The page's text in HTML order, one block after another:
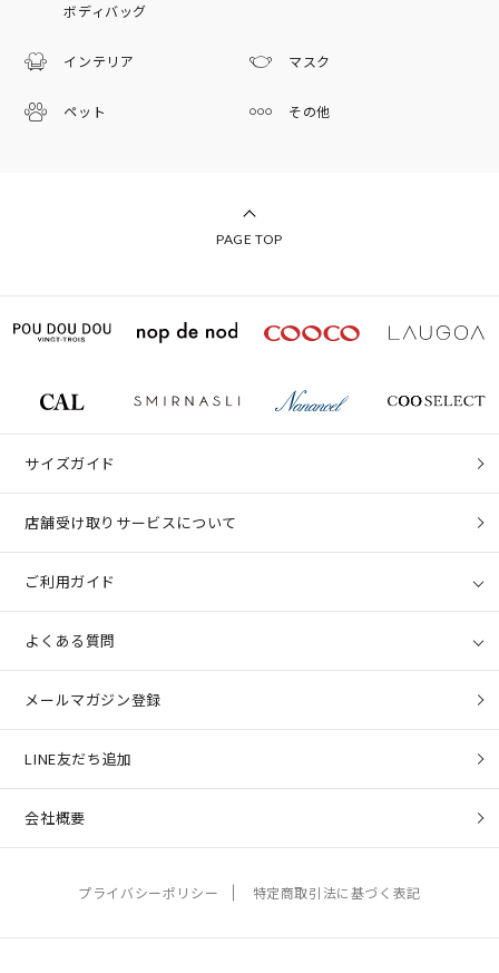
ボディバッグ
インテリア マスク
ペット その他
PAGE TOP
サイズガイド
店舗受け取りサービスについて
ご利用ガイド
よくある質問
メールマガジン登録
LINE友だち追加
会社概要
プライバシーポリシー 特定商取引法に基づく表記